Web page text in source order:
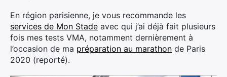
En région parisienne, je vous recommande les
services de Mon Stade avec qui j’ai déjà fait plusieurs
fois mes tests VMA, notamment dernièrement à
l’occasion de ma préparation au marathon de Paris
2020 (reporté).